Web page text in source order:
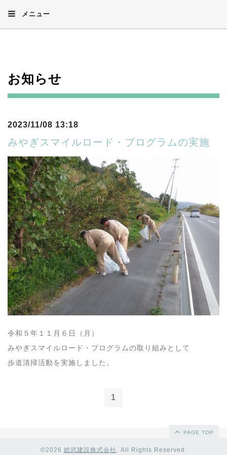
メニュー
お知らせ
2023/11/08 13:18
みやぎスマイルロード・プログラムの実施
令和５年１１月６日（月）
みやぎスマイルロード・プログラムの取り組みとして
歩道清掃活動を実施しました。
1
PAGE TOP
©2026 総武建設株式会社 . All Rights Reserved.